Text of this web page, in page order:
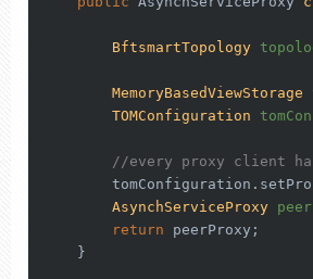
BftsmartTopology
MemoryBasedViewStorage
TOMConfiguration
//every proxy client
AsynchServiceProxy
return peerProxy;
    }